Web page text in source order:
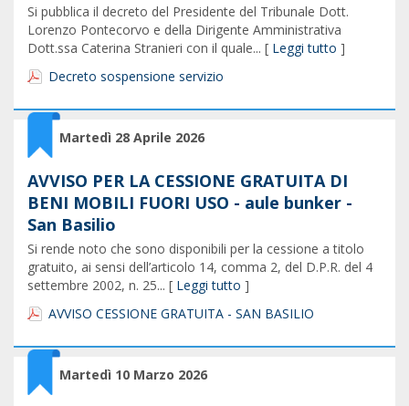
Si pubblica il decreto del Presidente del Tribunale Dott.
Lorenzo Pontecorvo e della Dirigente Amministrativa
Dott.ssa Caterina Stranieri con il quale... [ Leggi tutto ]
Decreto sospensione servizio
Martedì 28 Aprile 2026
AVVISO PER LA CESSIONE GRATUITA DI
BENI MOBILI FUORI USO - aule bunker -
San Basilio
Si rende noto che sono disponibili per la cessione a titolo
gratuito, ai sensi dell’articolo 14, comma 2, del D.P.R. del 4
settembre 2002, n. 25... [ Leggi tutto ]
AVVISO CESSIONE GRATUITA - SAN BASILIO
Martedì 10 Marzo 2026